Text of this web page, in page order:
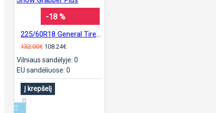
-18 %
225/60R18 General Tire Snow Grabber Plus
132.00€ 108.24€
Vilniaus sandėlyje: 0
EU sandėliuose: 0
Į krepšelį